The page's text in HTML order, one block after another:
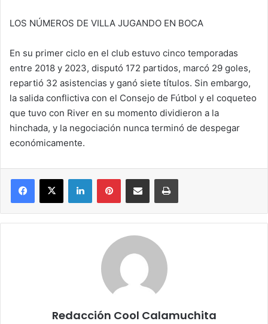
LOS NÚMEROS DE VILLA JUGANDO EN BOCA
En su primer ciclo en el club estuvo cinco temporadas
entre 2018 y 2023, disputó 172 partidos, marcó 29 goles,
repartió 32 asistencias y ganó siete títulos. Sin embargo,
la salida conflictiva con el Consejo de Fútbol y el coqueteo
que tuvo con River en su momento dividieron a la
hinchada, y la negociación nunca terminó de despegar
económicamente.
Facebook
X LinkedInPinterestCompartir por correo electrónicoImprimir
Redacción Cool Calamuchita